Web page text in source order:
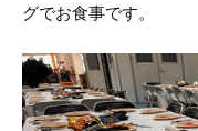
グでお食事です。